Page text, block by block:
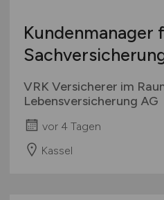
Kundenmanager
VRK Versicherer im
Lebensversicherung AG
vor 4 Tagen
Kassel